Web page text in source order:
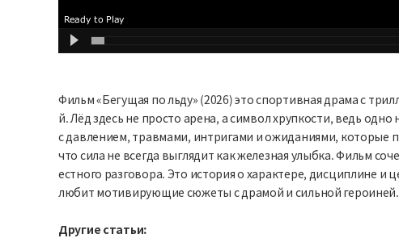
Фильм «Бегущая по льду» (2026) это спортивная драма с
й. Лёд здесь не просто арена, а символ хрупкости, ведь
с давлением, травмами, интригами и ожиданиями, которые
что сила не всегда выглядит как железная улыбка. Фильм
естного разговора. Это история о характере, дисциплине и
любит мотивирующие сюжеты с драмой и сильной героиней.
Другие статьи: